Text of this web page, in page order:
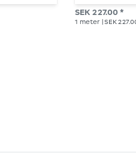
garnfärgad
SEK 227.00 *
1 meter | SEK